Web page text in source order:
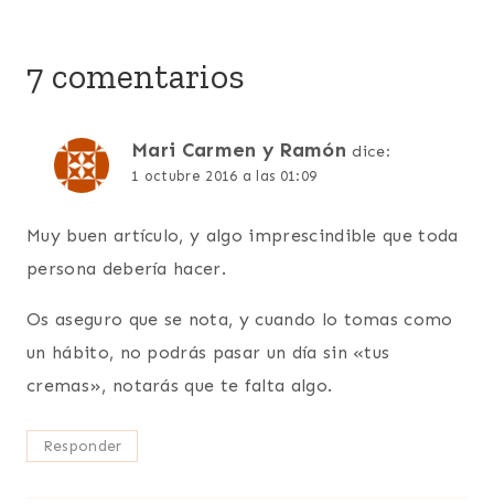
7 comentarios
Mari Carmen y Ramón dice:
1 octubre 2016 a las 01:09
Muy buen artículo, y algo imprescindible que toda
persona debería hacer.
Os aseguro que se nota, y cuando lo tomas como
un hábito, no podrás pasar un día sin «tus
cremas», notarás que te falta algo.
Responder